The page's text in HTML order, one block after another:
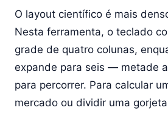
O layout científico é mais
Nesta ferramenta, o teclado
grade de quatro colunas,
expande para seis — metade
para percorrer. Para calcular
mercado ou dividir uma